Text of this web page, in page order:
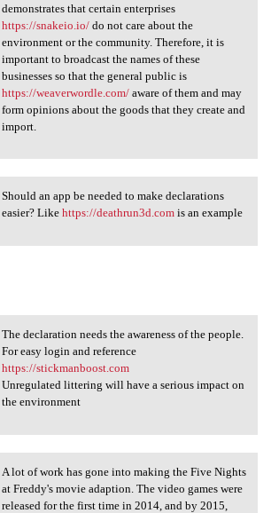
demonstrates that certain enterprises
https://snakeio.io/do not care about the
environment or the community. Therefore, it is
important to broadcast the names of these
businesses so that the general public is
https://weaverwordle.com/aware of them and may
form opinions about the goods that they create and
import.
an app be needed to
Should an app be needed to make declarations
easier? Like https://deathrun3d.comis an example
declaration needs the
The declaration needs the awareness of the people.
For easy login and reference
https://stickmanboost.com
Unregulated littering will have a serious impact on
the environment
lot of work has gone into
A lot of work has gone into making the Five Nights
at Freddy's movie adaption. The video games were
released for the first time in 2014, and by 2015,